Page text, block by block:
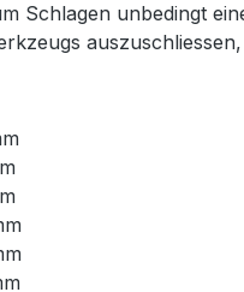
Schlagen unbedingt